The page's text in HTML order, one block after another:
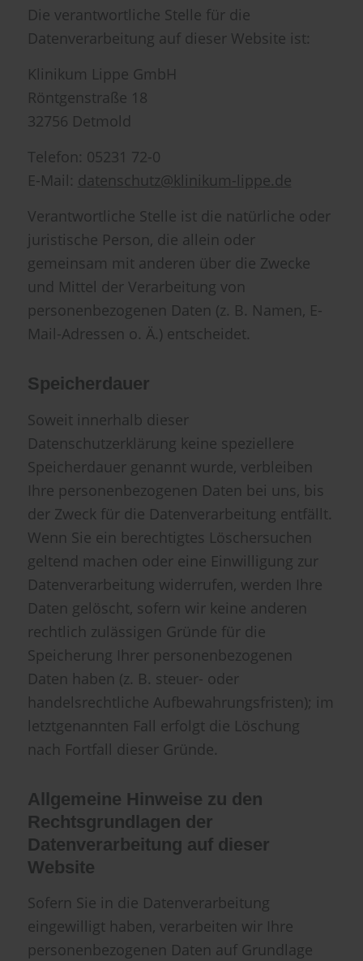
Die verantwortliche Stelle für die
Datenverarbeitung auf dieser Website ist:
Klinikum Lippe GmbH
Röntgenstraße 18
32756 Detmold
Telefon: 05231 72-0
E-Mail: datenschutz@klinikum-lippe.de
Verantwortliche Stelle ist die natürliche oder
juristische Person, die allein oder
gemeinsam mit anderen über die Zwecke
und Mittel der Verarbeitung von
personenbezogenen Daten (z. B. Namen, E-
Mail-Adressen o. Ä.) entscheidet.
Speicherdauer
Soweit innerhalb dieser
Datenschutzerklärung keine speziellere
Speicherdauer genannt wurde, verbleiben
Ihre personenbezogenen Daten bei uns, bis
der Zweck für die Datenverarbeitung entfällt.
Wenn Sie ein berechtigtes Löschersuchen
geltend machen oder eine Einwilligung zur
Datenverarbeitung widerrufen, werden Ihre
Daten gelöscht, sofern wir keine anderen
rechtlich zulässigen Gründe für die
Speicherung Ihrer personenbezogenen
Daten haben (z. B. steuer- oder
handelsrechtliche Aufbewahrungsfristen); im
letztgenannten Fall erfolgt die Löschung
nach Fortfall dieser Gründe.
Allgemeine Hinweise zu den
Rechtsgrundlagen der
Datenverarbeitung auf dieser
Website
Sofern Sie in die Datenverarbeitung
eingewilligt haben, verarbeiten wir Ihre
personenbezogenen Daten auf Grundlage